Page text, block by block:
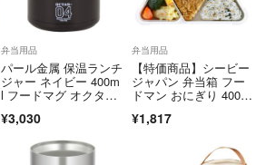
弁当用品
パール金属 保温ランチ
ジャー ネイビー 400m
l フードマグ オクタ
¥3,030
弁当用品
【特価商品】シービー
ジャパン 弁当箱 フー
ドマン おにぎり 400m
¥1,817